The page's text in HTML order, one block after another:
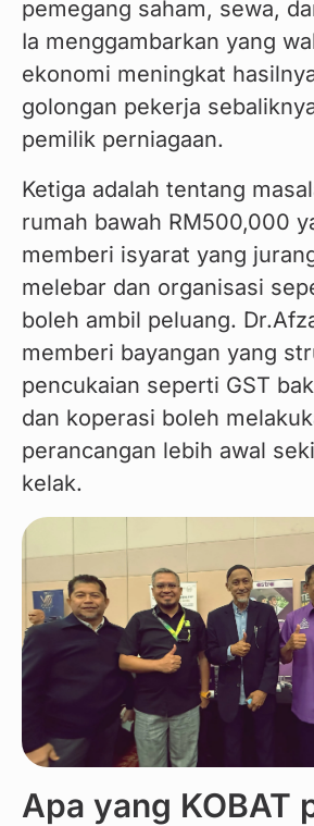
pemegang saham, sewa,
Ia menggambarkan yang
ekonomi meningkat
golongan pekerja
pemilik perniagaan.
Ketiga adalah tentang
rumah bawah RM500,000
memberi isyarat yang
melebar dan organisasi
boleh ambil peluang.
memberi bayangan yang
pencukaian seperti GST
dan koperasi boleh
perancangan lebih awal
kelak.
Apa yang KOBAT